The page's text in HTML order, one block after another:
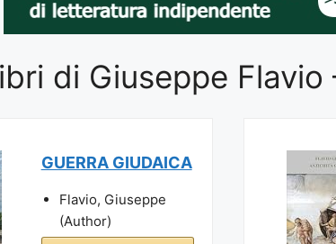
di Giuseppe
GUERRA GIUDAICA
Flavio, Giuseppe
(Author)